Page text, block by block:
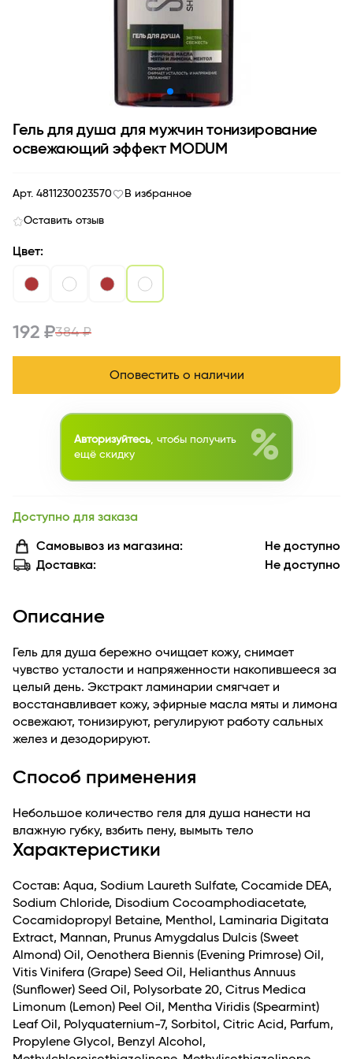
Гель для душа для мужчин тонизирование
освежающий эффект MODUM
Арт. 4811230023570 В избранное
Оставить отзыв
Цвет:
192 ₽384 ₽
Оповестить о наличии
Авторизуйтесь , чтобы получить
ещё скидку
%
Доступно для заказа
Самовывоз из магазина:
Не доступно
Доставка:
Не доступно
Описание
Гель для душа бережно очищает кожу, снимает
чувство усталости и напряженности накопившееся за
целый день. Экстракт ламинарии смягчает и
восстанавливает кожу, эфирные масла мяты и лимона
освежают, тонизируют, регулируют работу сальных
желез и дезодорируют.
Способ применения
Небольшое количество геля для душа нанести на
влажную губку, взбить пену, вымыть тело
Характеристики
Состав: Aqua, Sodium Laureth Sulfate, Cocamide DEA,
Sodium Chloride, Disodium Cocoamphodiacetate,
Cocamidopropyl Betaine, Menthol, Laminaria Digitata
Extract, Mannan, Prunus Amygdalus Dulcis (Sweet
Almond) Oil, Oenothera Biennis (Evening Primrose) Oil,
Vitis Vinifera (Grape) Seed Oil, Helianthus Annuus
(Sunflower) Seed Oil, Polysorbate 20, Citrus Medica
Limonum (Lemon) Peel Oil, Mentha Viridis (Spearmint)
Leaf Oil, Polyquaternium-7, Sorbitol, Citric Acid, Parfum,
Propylene Glycol, Benzyl Alcohol,